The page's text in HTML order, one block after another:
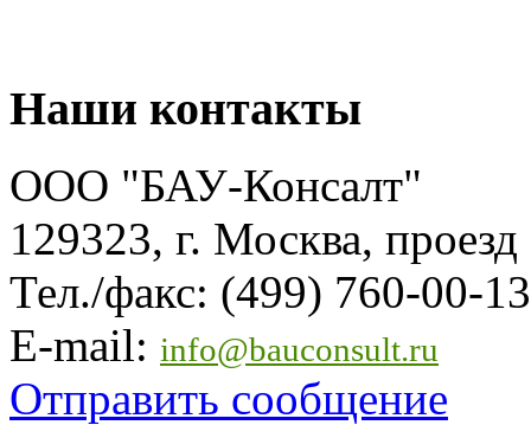
Наши контакты
ООО "БАУ-Консалт"
129323, г. Москва,
Тел./факс: (499) 760-00-
E-mail: info@bauconsult.ru
Отправить сообщение